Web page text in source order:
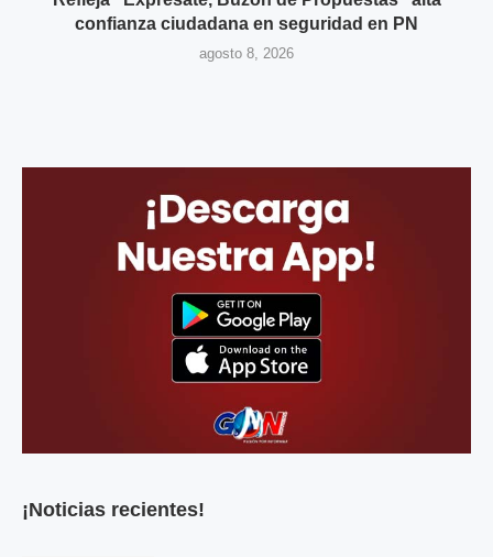
confianza ciudadana en seguridad en PN
agosto 8, 2026
¡Noticias recientes!